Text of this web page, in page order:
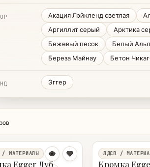
Акация Лэйкленд светлая
Аргиллит серый
Арктика
Бежевый песок
Белый
Береза Майнау
Бетон
Эггер
/ МАТЕРИАЛЫ
Egger Дуб
ЛДСП /
Кромка